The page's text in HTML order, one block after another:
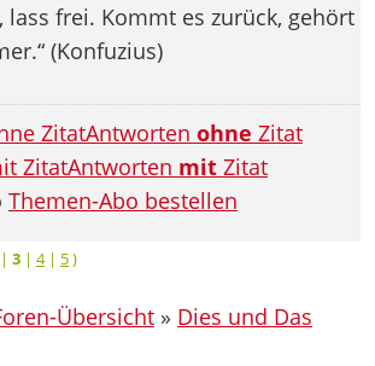
lass frei. Kommt es zurück, gehört
(Konfuzius)
Antworten ohne Zitat
Antworten mit Zitat
Themen-Abo bestellen
| 3 | 4| 5)
Übersicht » Dies und Das